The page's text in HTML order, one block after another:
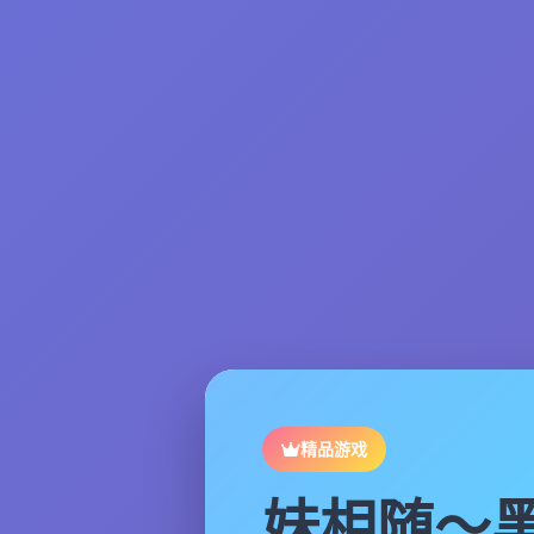
精品游戏